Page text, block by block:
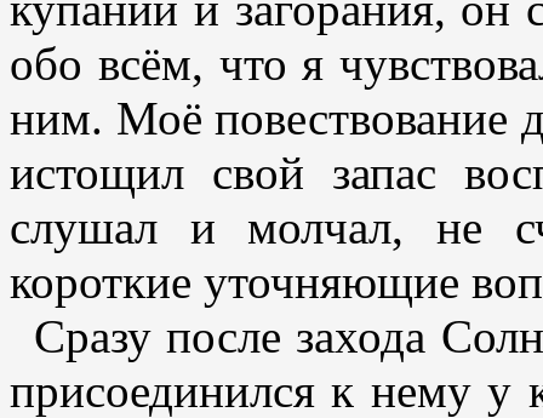
обо всём, что я
ним. Моё повествование
истощил свой запас
слушал и молчал, не
короткие уточняющие
Сразу после захода
присоединился к нему у